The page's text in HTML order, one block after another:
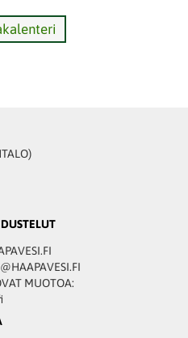
MUOTOA: